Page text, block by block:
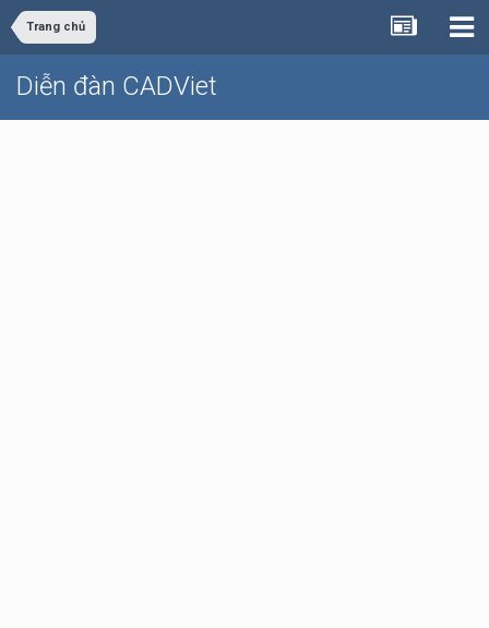
Trang chủ
Diễn đàn CADViet